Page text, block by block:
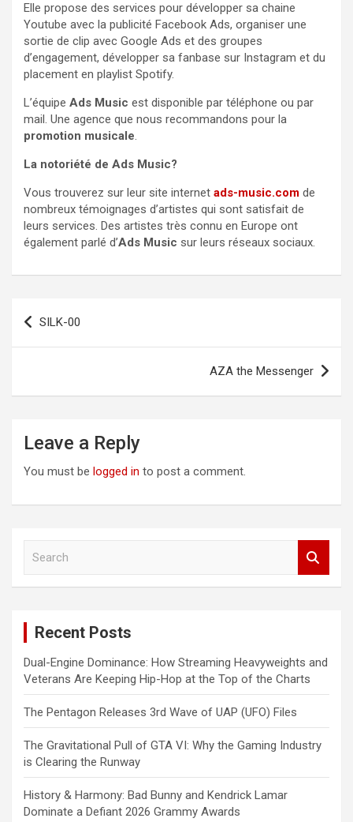
Elle propose des services pour développer sa chaine
Youtube avec la publicité Facebook Ads, organiser une
sortie de clip avec Google Ads et des groupes
d’engagement, développer sa fanbase sur Instagram et du
placement en playlist Spotify.
L’équipe Ads Music est disponible par téléphone ou par
mail. Une agence que nous recommandons pour la
promotion musicale.
La notoriété de Ads Music?
Vous trouverez sur leur site internet ads-music.com de
nombreux témoignages d’artistes qui sont satisfait de
leurs services. Des artistes très connu en Europe ont
également parlé d’Ads Music sur leurs réseaux sociaux.
Post
navigation
SILK-00
AZA the Messenger
Leave a Reply
You must be logged in to post a comment.
Recent Posts
Dual-Engine Dominance: How Streaming Heavyweights and
Veterans Are Keeping Hip-Hop at the Top of the Charts
The Pentagon Releases 3rd Wave of UAP (UFO) Files
The Gravitational Pull of GTA VI: Why the Gaming Industry
is Clearing the Runway
History & Harmony: Bad Bunny and Kendrick Lamar
Dominate a Defiant 2026 Grammy Awards